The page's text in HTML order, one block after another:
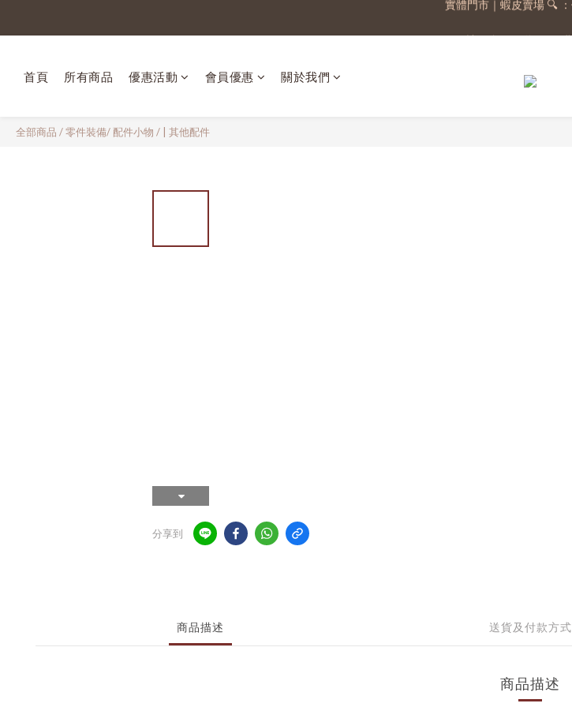
首頁 所有商品 優惠活動 會員優惠 關於我們
全部商品 /零件裝備/ 配件小物 / | 其他配件
分享到
商品描述 送貨及付款方式
商品描述